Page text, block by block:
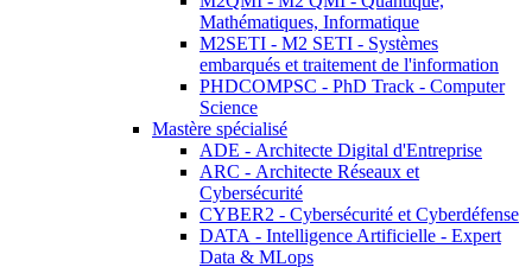
Mathématiques, Informatique
M2SETI - M2 SETI - Systèmes
embarqués et traitement de l'information
PHDCOMPSC - PhD Track - Computer
Science
Mastère spécialisé
ADE - Architecte Digital d'Entreprise
ARC - Architecte Réseaux et
Cybersécurité
CYBER2 - Cybersécurité et Cyberdéfense
DATA - Intelligence Artificielle - Expert
Data & MLops